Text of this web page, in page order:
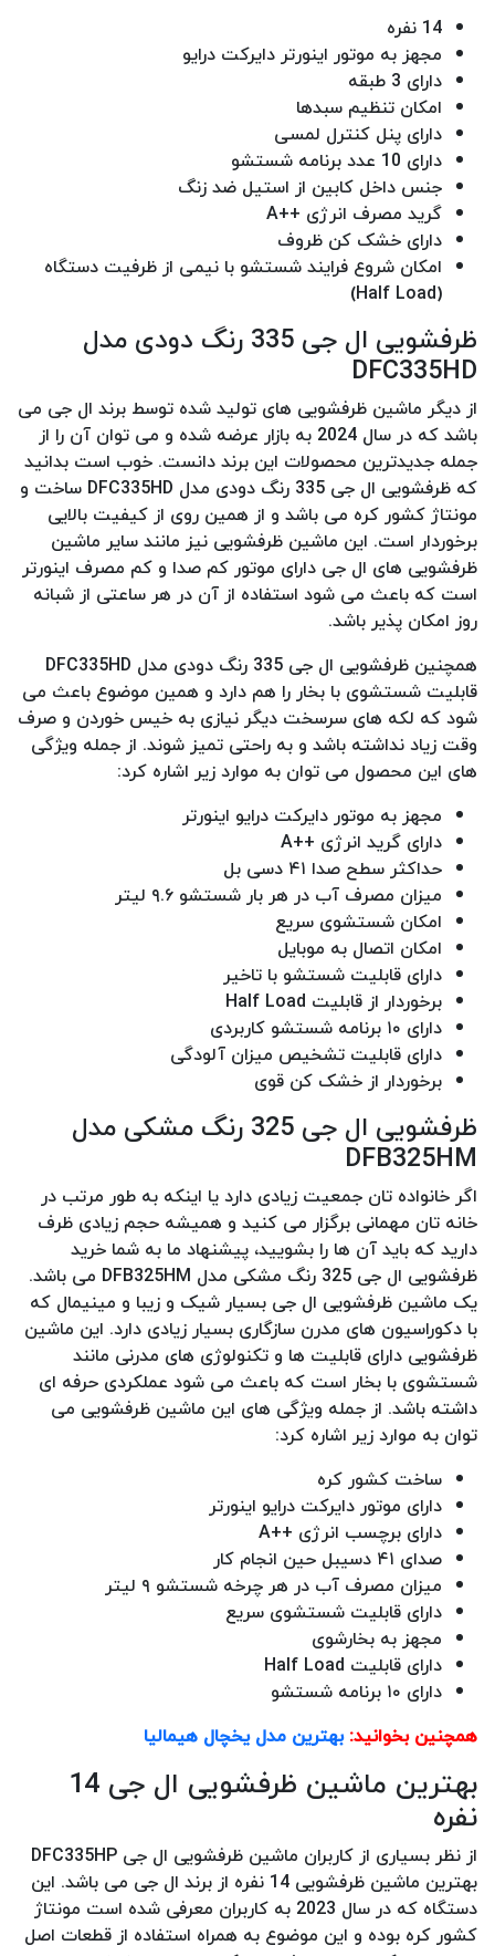
14 نفره
مجهز به موتور اینورتر دایرکت درایو
دارای 3 طبقه
امکان تنظیم سبدها
دارای پنل کنترل لمسی
دارای 10 عدد برنامه شستشو
جنس داخل کابین از استیل ضد زنگ
گرید مصرف انرژی ++A
دارای خشک کن ظروف
امکان شروع فرایند شستشو با نیمی از ظرفیت دستگاه
(Half Load)
ظرفشویی ال جی 335 رنگ دودی مدل
DFC335HD
از دیگر ماشین ظرفشویی های تولید شده توسط برند ال جی می
باشد که در سال 2024 به بازار عرضه شده و می توان آن را از
جمله جدیدترین محصولات این برند دانست. خوب است بدانید
که ظرفشویی ال جی 335 رنگ دودی مدل DFC335HD ساخت و
مونتاژ کشور کره می باشد و از همین روی از کیفیت بالایی
برخوردار است. این ماشین ظرفشویی نیز مانند سایر ماشین
ظرفشویی های ال جی دارای موتور کم صدا و کم مصرف اینورتر
است که باعث می شود استفاده از آن در هر ساعتی از شبانه
روز امکان پذیر باشد.
همچنین ظرفشویی ال جی 335 رنگ دودی مدل DFC335HD
قابلیت شستشوی با بخار را هم دارد و همین موضوع باعث می
شود که لکه های سرسخت دیگر نیازی به خیس خوردن و صرف
وقت زیاد نداشته باشد و به راحتی تمیز شوند. از جمله ویژگی
های این محصول می توان به موارد زیر اشاره کرد:
مجهز به موتور دایرکت درایو اینورتر
دارای گرید انرژی ++A
حداکثر سطح صدا ۴۱ دسی بل
میزان مصرف آب در هر بار شستشو ۹.۶ لیتر
امکان شستشوی سریع
امکان اتصال به موبایل
دارای قابلیت شستشو با تاخیر
برخوردار از قابلیت Half Load
دارای ۱۰ برنامه شستشو کاربردی
دارای قابلیت تشخیص میزان آلودگی
برخوردار از خشک کن قوی
ظرفشویی ال جی 325 رنگ مشکی مدل
DFB325HM
اگر خانواده تان جمعیت زیادی دارد یا اینکه به طور مرتب در
خانه تان مهمانی برگزار می کنید و همیشه حجم زیادی ظرف
دارید که باید آن ها را بشویید، پیشنهاد ما به شما خرید
ظرفشویی ال جی 325 رنگ مشکی مدل DFB325HM می باشد.
یک ماشین ظرفشویی ال جی بسیار شیک و زیبا و مینیمال که
با دکوراسیون های مدرن سازگاری بسیار زیادی دارد. این ماشین
ظرفشویی دارای قابلیت ها و تکنولوژی های مدرنی مانند
شستشوی با بخار است که باعث می شود عملکردی حرفه ای
داشته باشد. از جمله ویژگی های این ماشین ظرفشویی می
توان به موارد زیر اشاره کرد:
ساخت کشور کره
دارای موتور دایرکت درایو اینورتر
دارای برچسب انرژی ++A
صدای ۴۱ دسیبل حین انجام کار
میزان مصرف آب در هر چرخه شستشو ۹ لیتر
دارای قابلیت شستشوی سریع
مجهز به بخارشوی
دارای قابلیت Half Load
دارای ۱۰ برنامه شستشو
همچنین بخوانید: بهترین مدل یخچال هیمالیا
بهترین ماشین ظرفشویی ال جی 14
نفره
از نظر بسیاری از کاربران ماشین ظرفشویی ال جی DFC335HP
بهترین ماشین ظرفشویی 14 نفره از برند ال جی می باشد. این
دستگاه که در سال 2023 به کاربران معرفی شده است مونتاژ
کشور کره بوده و این موضوع به همراه استفاده از قطعات اصل